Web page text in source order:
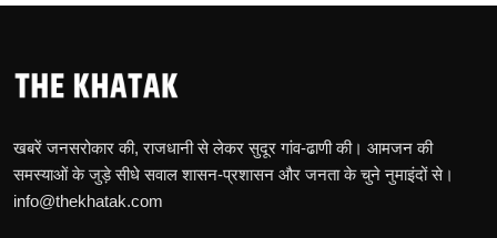
खबरें जनसरोकार की, राजधानी से लेकर सुदूर गांव-ढाणी की। आमजन की
समस्याओं के जुड़े सीधे सवाल शासन-प्रशासन और जनता के चुने नुमाइंदों से।
info@thekhatak.com